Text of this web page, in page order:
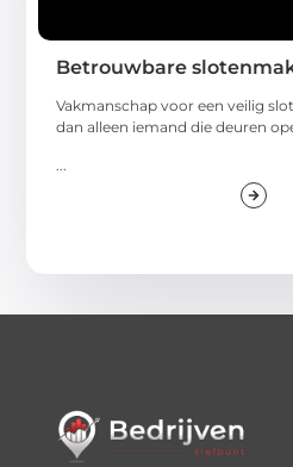
Betrouwbare
Vakmanschap voor een veilig
dan alleen iemand die deuren